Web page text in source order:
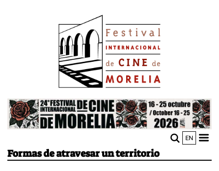
Image
EN
menu
Formas de atravesar un territorio